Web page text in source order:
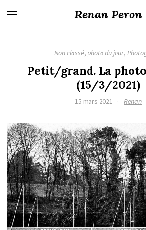
Renan Peron
Non classé, photo du jour,
Petit/grand. La
(15/3/2021)
15 mars 2021 · Renan